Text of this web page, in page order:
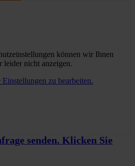
können wir Ihnen
leider nicht anzeigen.
zu bearbeiten.
senden. Klicken Sie